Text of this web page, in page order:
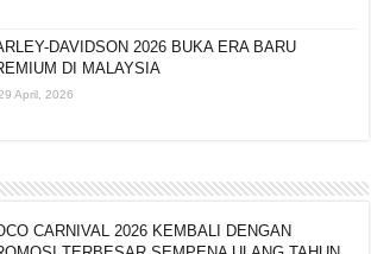
DAVIDSON 2026 BUKA ERA BARU